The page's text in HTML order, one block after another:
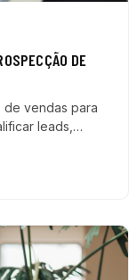
DE
de vendas para
leads,